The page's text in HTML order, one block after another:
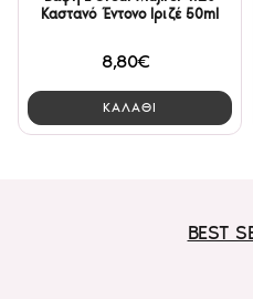
Καστανό Έντονο Ιριζέ 50ml
8,80€
ΚΑΛΑΘΙ
BEST